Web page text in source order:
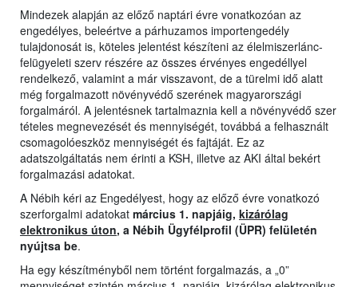
Mindezek alapján az előző naptári évre vonatkozóan az
engedélyes, beleértve a párhuzamos importengedély
tulajdonosát is, köteles jelentést készíteni az élelmiszerlánc-
felügyeleti szerv részére az összes érvényes engedéllyel
rendelkező, valamint a már visszavont, de a türelmi idő alatt
még forgalmazott növényvédő szerének magyarországi
forgalmáról. A jelentésnek tartalmaznia kell a növényvédő szer
tételes megnevezését és mennyiségét, továbbá a felhasznált
csomagolóeszköz mennyiségét és fajtáját. Ez az
adatszolgáltatás nem érinti a KSH, illetve az AKI által bekért
forgalmazási adatokat.
A Nébih kéri az Engedélyest, hogy az előző évre vonatkozó
szerforgalmi adatokat március 1. napjáig, kizárólag
elektronikus úton, a Nébih Ügyfélprofil (ÜPR) felületén
nyújtsa be.
Ha egy készítményből nem történt forgalmazás, a „0”